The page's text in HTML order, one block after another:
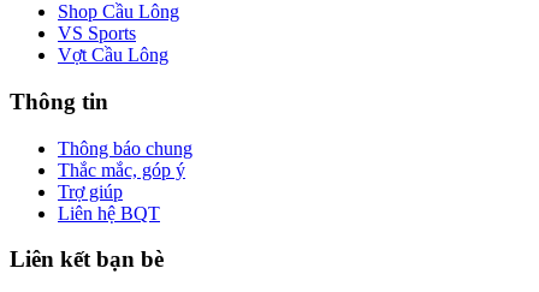
Shop Cầu Lông
VS Sports
Vợt Cầu Lông
Thông tin
Thông báo chung
Thắc mắc, góp ý
Trợ giúp
Liên hệ BQT
Liên kết bạn bè